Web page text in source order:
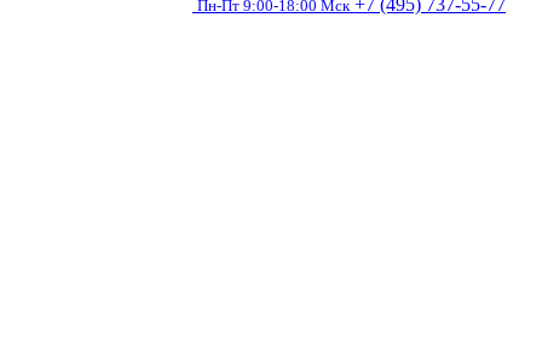
Пн-Пт 9:00-18:00 Мск +7 (495) 737-55-77